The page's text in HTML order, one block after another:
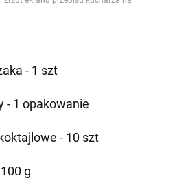
- 1 szt
- 1 opakowanie
- 10 szt
g